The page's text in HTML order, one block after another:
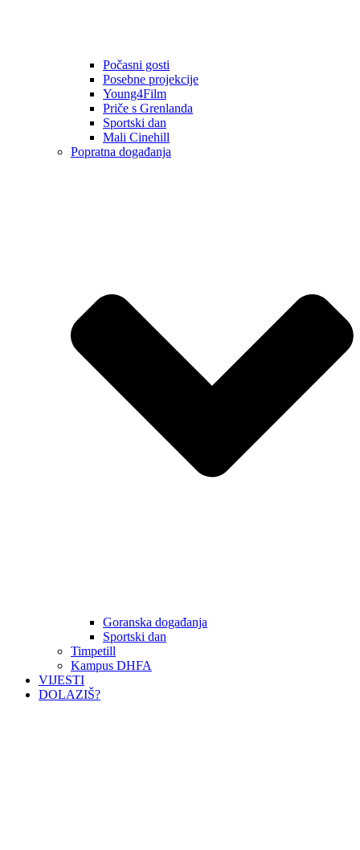
Počasni gosti
Posebne projekcije
Young4Film
Priče s Grenlanda
Sportski dan
Mali Cinehill
Popratna događanja
Goranska događanja
Sportski dan
Timpetill
Kampus DHFA
VIJESTI
DOLAZIŠ?